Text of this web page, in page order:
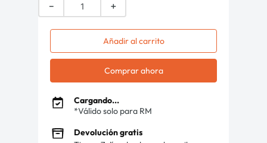
＋
－
Añadir al carrito
Comprar ahora
Cargando...
*Válido solo para RM
Devolución gratis